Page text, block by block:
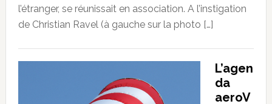
l’étranger, se réunissait en association. A l’instigation
de Christian Ravel (à gauche sur la photo […]
L’agen
da
aeroV